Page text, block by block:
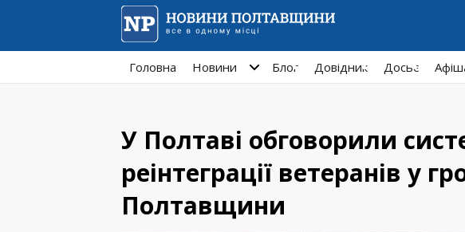
Головна Новини Блог Довідник Досьє
У Полтаві обговорили
реінтеграції ветеранів у
Полтавщини